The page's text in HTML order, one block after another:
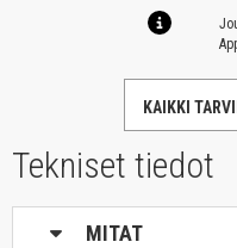
KAIKKI
Tekniset tiedot
MITAT